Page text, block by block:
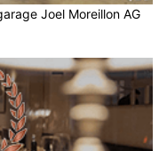
Joel Moreillon AG